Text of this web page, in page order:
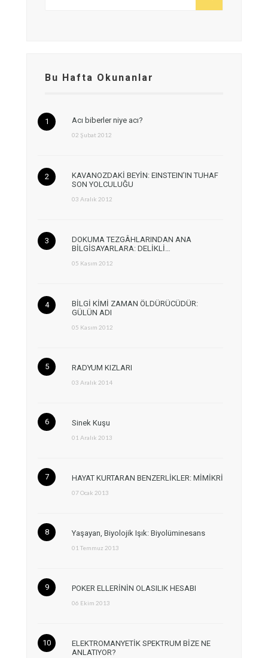
Bu Hafta Okunanlar
Acı biberler niye acı?
02 Şubat 2012
KAVANOZDAKİ BEYİN: EINSTEIN’IN TUHAF
SON YOLCULUĞU
03 Aralık 2012
DOKUMA TEZGÂHLARINDAN ANA
BİLGİSAYARLARA: DELİKLİ…
05 Kasım 2012
BİLGİ KİMİ ZAMAN ÖLDÜRÜCÜDÜR:
GÜLÜN ADI
05 Kasım 2012
RADYUM KIZLARI
03 Aralık 2014
Sinek Kuşu
01 Aralık 2013
HAYAT KURTARAN BENZERLİKLER: MİMİKRİ
07 Ocak 2013
Yaşayan, Biyolojik Işık: Biyolüminesans
01 Temmuz 2013
POKER ELLERİNİN OLASILIK HESABI
06 Ekim 2013
ELEKTROMANYETİK SPEKTRUM BİZE NE
ANLATIYOR?